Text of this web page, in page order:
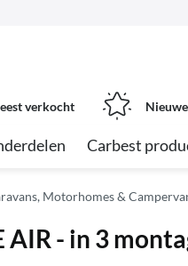
verkocht
Carbest
Motorhomes &
AIR - in 3